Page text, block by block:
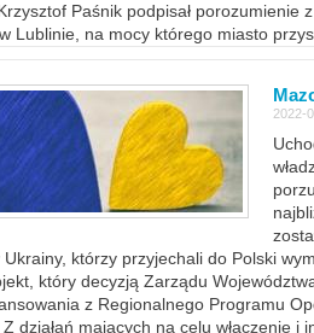
Paśnik podpisał porozumienie
Lublinie, na mocy którego miasto
2022-
Ukrainy, którzy przyjechali do Polski
który decyzją Zarządu
z Regionalnego Programu
działań mających na celu włączenie i